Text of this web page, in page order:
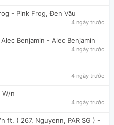
- Pink Frog, Đen Vâu
4 ngày trước
Benjamin - Alec Benjamin
4 ngày trước
4 ngày trước
W/n
4 ngày trước
ft. ( 267, Nguyenn, PAR SG ) -